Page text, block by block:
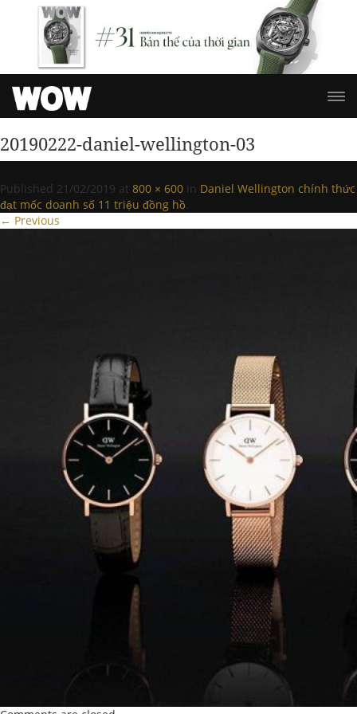
20190222-daniel-wellington-03
Published 21/02/2019 at 800 × 600 in Daniel Wellington chính thức
đạt mốc doanh số 11 triệu đồng hồ.
← Previous